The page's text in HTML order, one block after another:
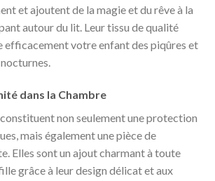
et ajoutent de la magie et du rêve à la
autour du lit. Leur tissu de qualité
efficacement votre enfant des piqûres et
dans la Chambre
non seulement une protection
mais également une pièce de
Elles sont un ajout charmant à toute
grâce à leur design délicat et aux